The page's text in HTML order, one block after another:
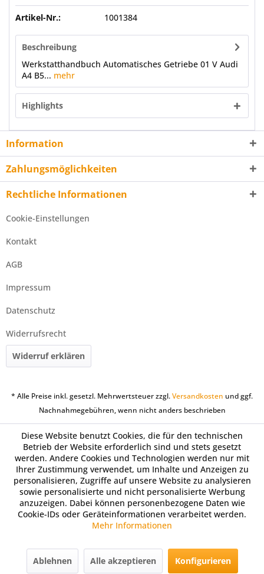
Artikel-Nr.: 1001384
Beschreibung
Werkstatthandbuch Automatisches Getriebe 01 V Audi
A4 B5... mehr
Highlights
Information
Zahlungsmöglichkeiten
Rechtliche Informationen
Cookie-Einstellungen
Kontakt
AGB
Impressum
Datenschutz
Widerrufsrecht
Widerruf erklären
* Alle Preise inkl. gesetzl. Mehrwertsteuer zzgl.Versandkosten und ggf.
Nachnahmegebühren, wenn nicht anders beschrieben
Diese Website benutzt Cookies, die für den technischen
Betrieb der Website erforderlich sind und stets gesetzt
werden. Andere Cookies und Technologien werden nur mit
Ihrer Zustimmung verwendet, um Inhalte und Anzeigen zu
personalisieren, Zugriffe auf unsere Website zu analysieren
sowie personalisierte und nicht personalisierte Werbung
anzuzeigen. Dabei können personenbezogene Daten wie
Cookie-IDs oder Geräteinformationen verarbeitet werden.
Mehr Informationen
Ablehnen Alle akzeptieren Konfigurieren